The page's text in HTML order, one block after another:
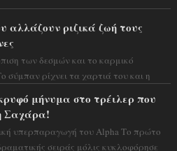
αλλάζουν ριζικά ζωή τους
των δεσμών και το καρμικό
σύμπαν ρίχνει τα χαρτιά του και η
μήνυμα στο τρέιλερ που
Σαχάρα!
υπερπαραγωγή του Alpha Το πρώτο
σειράς μόλις κυκλοφόρησε